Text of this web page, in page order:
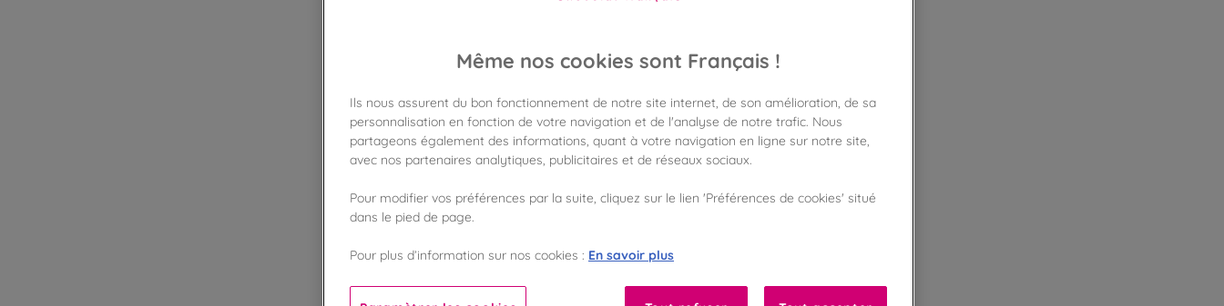
Même nos cookies sont Français !
Ils nous assurent du bon fonctionnement de notre site internet, de son amélioration, de sa
personnalisation en fonction de votre navigation et de l'analyse de notre trafic. Nous
partageons également des informations, quant à votre navigation en ligne sur notre site,
avec nos partenaires analytiques, publicitaires et de réseaux sociaux.
Pour modifier vos préférences par la suite, cliquez sur le lien 'Préférences de cookies' situé
dans le pied de page.
Pour plus d’information sur nos cookies : En savoir plus